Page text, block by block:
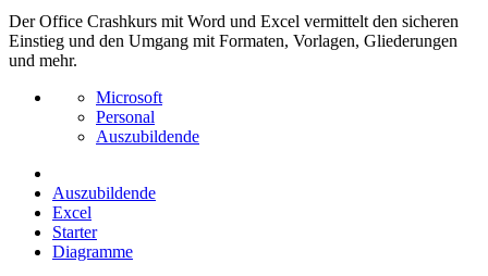
Der Office Crashkurs mit Word und Excel vermittelt den sicheren
Einstieg und den Umgang mit Formaten, Vorlagen, Gliederungen
und mehr.
Microsoft
Personal
Auszubildende
Auszubildende
Excel
Starter
Diagramme